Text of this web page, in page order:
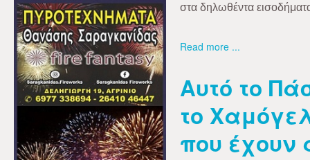
στα δηλωθέντα
Read more ...
Αυτό το
το
που έχουν